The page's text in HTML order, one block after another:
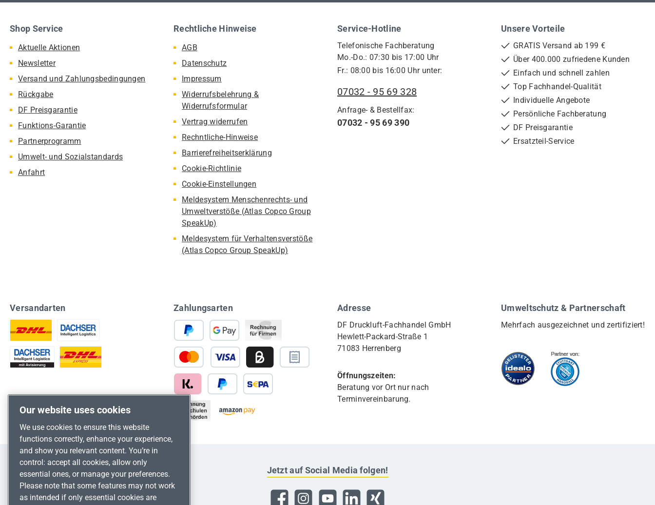
Service-Hotline
Telefonische Fachberatung
Mo.-Do.: 07:30 bis 17:00 Uhr
Fr.: 08:00 bis 16:00 Uhr unter:
07032 - 95 69 328
Anfrage- & Bestellfax:
07032 - 95 69 390
Shop Service
Aktuelle Aktionen
Newsletter
Versand und Zahlungsbedingungen
Rückgabe
DF Preisgarantie
Funktions-Garantie
Partnerprogramm
Umwelt- und Sozialstandards
Anfahrt
Rechtliche Hinweise
AGB
Datenschutz
Impressum
Widerrufsbelehrung &
Widerrufsformular
Vertrag widerrufen
Rechntliche-Hinweise
Barrierefreiheitserklärung
Cookie-Richtlinie
Cookie-Einstellungen
Meldesystem Menschenrechts- und
Umweltverstöße (Atlas Copco Group
SpeakUp)
Meldesystem für Verhaltensverstöße
(Atlas Copco Group SpeakUp)
Unsere Vorteile
GRATIS Versand ab 199 €
Über 400.000 zufriedene Kunden
Einfach und schnell zahlen
Top Fachhandel-Qualität
Individuelle Angebote
Persönliche Fachberatung
DF Preisgarantie
Ersatzteil-Service
Versandarten Zahlungsarten Adresse
DF Druckluft-Fachhandel GmbH
Hewlett-Packard-Straße 1
71083 Herrenberg
Öffnungszeiten:
Beratung vor Ort nur nach
Terminvereinbarung.
Umweltschutz & Partnerschaft
Mehrfach ausgezeichnet und zertifiziert!
Jetzt auf Social Media folgen!
Our website uses cookies
We use cookies to ensure this website
functions correctly, enhance your experience,
and show you relevant content. You’re in
control: accept all cookies, allow only
essential ones, or manage your preferences.
Please note that some features may not work
as intended if only essential cookies are